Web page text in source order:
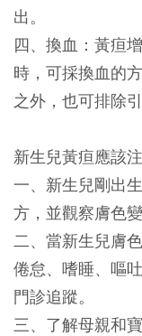
出。
四、換血：黃疸
時，可採換血的
之外，也可排除
新生兒黃疸應該
一、新生兒剛出
方，並觀察膚色變
二、當新生兒膚
倦怠、嗜睡、嘔
門診追蹤。
三、了解母親和